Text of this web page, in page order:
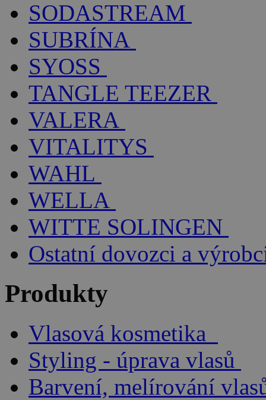
SODASTREAM
SUBRÍNA
SYOSS
TANGLE TEEZER
VALERA
VITALITYS
WAHL
WELLA
WITTE SOLINGEN
Ostatní dovozci a
Produkty
Vlasová kosmetika
Styling - úprava vlasů
Barvení, melírování